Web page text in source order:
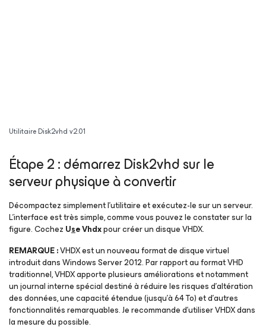
Utilitaire Disk2vhd v2.01
Étape 2 : démarrez Disk2vhd sur le
serveur physique à convertir
Décompactez simplement l’utilitaire et exécutez-le sur un serveur.
L’interface est très simple, comme vous pouvez le constater sur la
figure. Cochez Use Vhdxpour créer un disque VHDX.
REMARQUE :VHDX est un nouveau format de disque virtuel
introduit dans Windows Server 2012. Par rapport au format VHD
traditionnel, VHDX apporte plusieurs améliorations et notamment
un journal interne spécial destiné à réduire les risques d’altération
des données, une capacité étendue (jusqu’à 64 To) et d’autres
fonctionnalités remarquables. Je recommande d’utiliser VHDX dans
la mesure du possible.